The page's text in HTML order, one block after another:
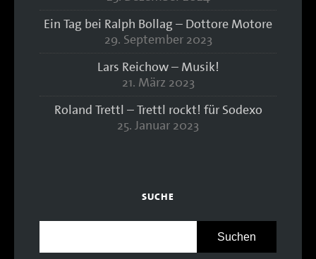
Ein Tag bei Ralph Bollag – Dottore Motore
29. September 2023
Lars Reichow – Musik!
21. März 2023
Roland Trettl – Trettl rockt! für Sodexo
25. Januar 2023
SUCHE